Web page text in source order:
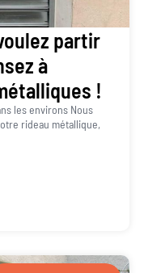
partir
à
!
les environs Nous
rideau métallique,